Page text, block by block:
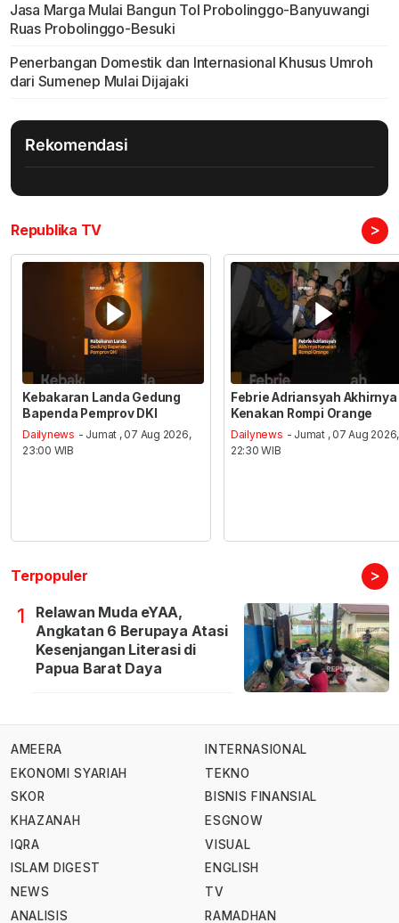
Jasa Marga Mulai Bangun Tol Probolinggo-Banyuwangi
Ruas Probolinggo-Besuki
Penerbangan Domestik dan Internasional Khusus Umroh
dari Sumenep Mulai Dijajaki
Rekomendasi
Republika TV >
Kebakaran Landa Gedung
Bapenda Pemprov DKI
Dailynews - Jumat , 07 Aug 2026,
23:00 WIB
Febrie Adriansyah Akhirnya
Kenakan Rompi Orange
Dailynews - Jumat , 07 Aug 2026,
22:30 WIB
Terpopuler >
1
Relawan Muda eYAA,
Angkatan 6 Berupaya Atasi
Kesenjangan Literasi di
Papua Barat Daya
AMEERA
EKONOMI SYARIAH
SKOR
KHAZANAH
IQRA
ISLAM DIGEST
NEWS
ANALISIS
INTERNASIONAL
TEKNO
BISNIS FINANSIAL
ESGNOW
VISUAL
ENGLISH
TV
RAMADHAN